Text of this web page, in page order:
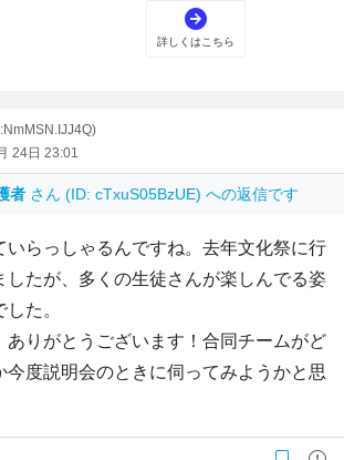
24日 23:01
者 さん (ID: cTxuS05BzUE) への返信です
いらっしゃるんですね。去年文化祭に行
したが、多くの生徒さんが楽しんでる姿
た。
ありがとうございます！合同チームがど
今度説明会のときに伺ってみようかと思